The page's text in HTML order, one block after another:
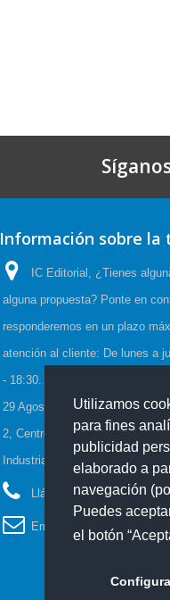
Utilizamos
para fines
publicidad
elaborado a
navegación
Puedes
el botón
Información sobre la
IC Editorial, ¿Tienes
alguna propuesta? Ponte en
responderemos en un plazo
atención al cliente: De lunes a
- 18:30. Viernes: 9.00 - 15.00,
29 Agosto) De lunes a viernes:
2, Centro de negocios CADI,
Industrial de Antequera 29200
Llámanos ahora:952 70
Email: info@iceditorial.com